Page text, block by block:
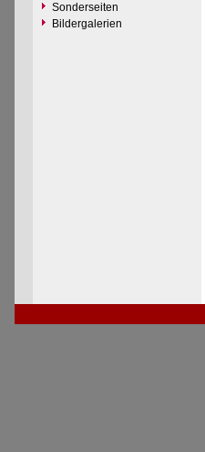
Sonderseiten
Bildergalerien